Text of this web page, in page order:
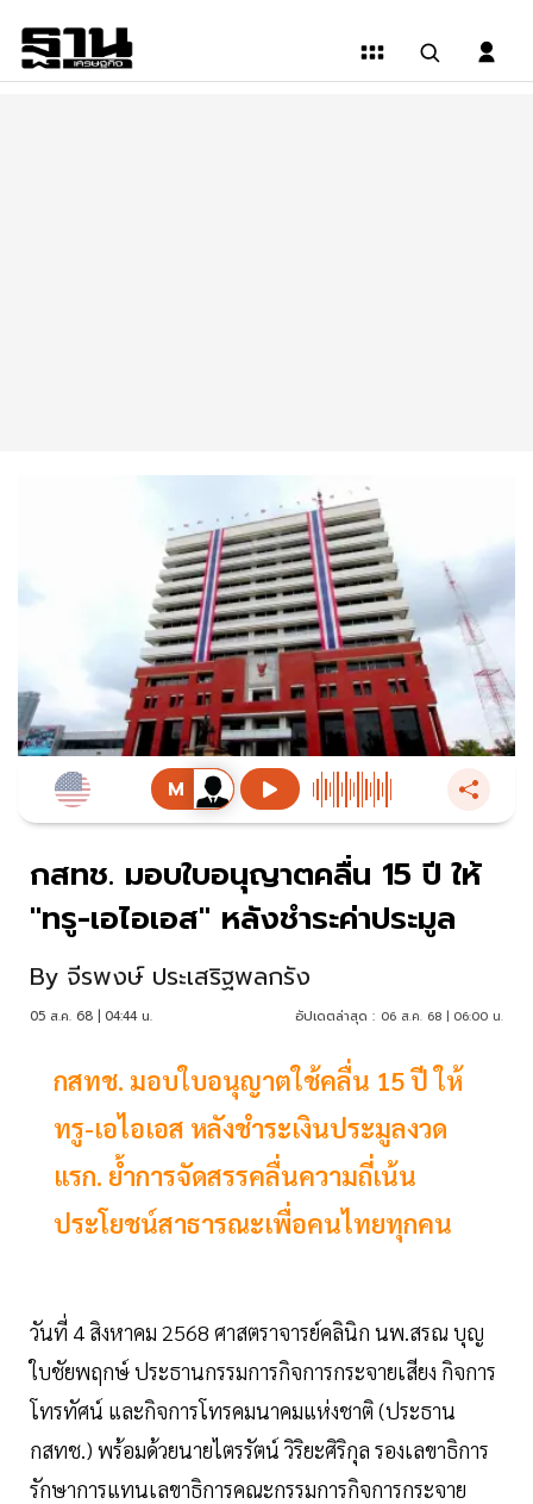
กสทช. มอบใบอนุญาตคลื่น 15 ปี ให้
"ทรู-เอไอเอส" หลังชำระค่าประมูล
By จีรพงษ์ ประเสริฐพลกรัง
05 ส.ค. 68 | 04:44 น. อัปเดตล่าสุด : 06 ส.ค. 68 | 06:00 น.
กสทช. มอบใบอนุญาตใช้คลื่น 15 ปี ให้
ทรู-เอไอเอส หลังชำระเงินประมูลงวด
แรก. ย้ำการจัดสรรคลื่นความถี่เน้น
ประโยชน์สาธารณะเพื่อคนไทยทุกคน
วันที่ 4 สิงหาคม 2568 ศาสตราจารย์คลินิก นพ.สรณ บุญ
ใบชัยพฤกษ์ ประธานกรรมการกิจการกระจายเสียง กิจการ
โทรทัศน์ และกิจการโทรคมนาคมแห่งชาติ (ประธาน
กสทช.) พร้อมด้วยนายไตรรัตน์ วิริยะศิริกุล รองเลขาธิการ
รักษาการแทนเลขาธิการคณะกรรมการกิจการกระจาย